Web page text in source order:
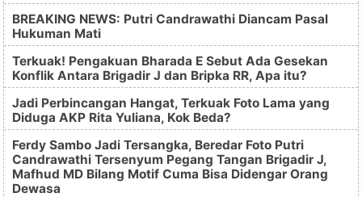
BREAKING NEWS: Putri Candrawathi Diancam Pasal
Hukuman Mati
Terkuak! Pengakuan Bharada E Sebut Ada Gesekan
Konflik Antara Brigadir J dan Bripka RR, Apa itu?
Jadi Perbincangan Hangat, Terkuak Foto Lama yang
Diduga AKP Rita Yuliana, Kok Beda?
Ferdy Sambo Jadi Tersangka, Beredar Foto Putri
Candrawathi Tersenyum Pegang Tangan Brigadir J,
Mafhud MD Bilang Motif Cuma Bisa Didengar Orang
Dewasa